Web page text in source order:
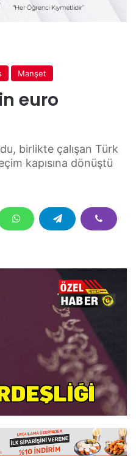
Manşet
euro
birlikte çalışan Türk
kapısına dönüştü